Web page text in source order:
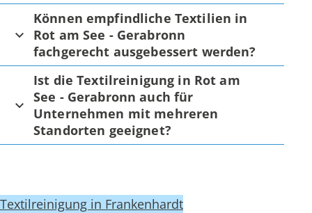
Können empfindliche Textilien in
Rot am See - Gerabronn
fachgerecht ausgebessert werden?
Ist die Textilreinigung in Rot am
See - Gerabronn auch für
Unternehmen mit mehreren
Standorten geeignet?
Textilreinigung in Frankenhardt